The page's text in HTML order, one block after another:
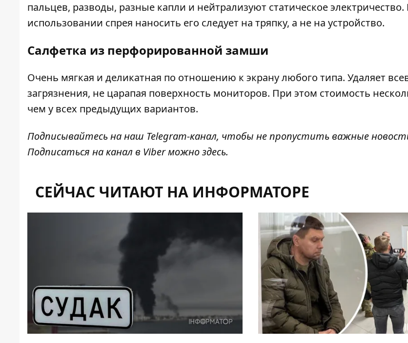
пальцев, разводы, разные капли и нейтрализуют статическое
использовании спрея наносить его следует на тряпку, а не на устройство.
Салфетка из перфорированной замши
Очень мягкая и деликатная по отношению к экрану любого типа. Удаляет
загрязнения, не царапая поверхность мониторов. При этом стоимость
чем у всех предыдущих вариантов.
Подписывайтесь на наш Telegram-канал, чтобы не пропустить важные
Подписаться на канал в Viber можноздесь.
СЕЙЧАС ЧИТАЮТ НА ИНФОРМАТОРЕ